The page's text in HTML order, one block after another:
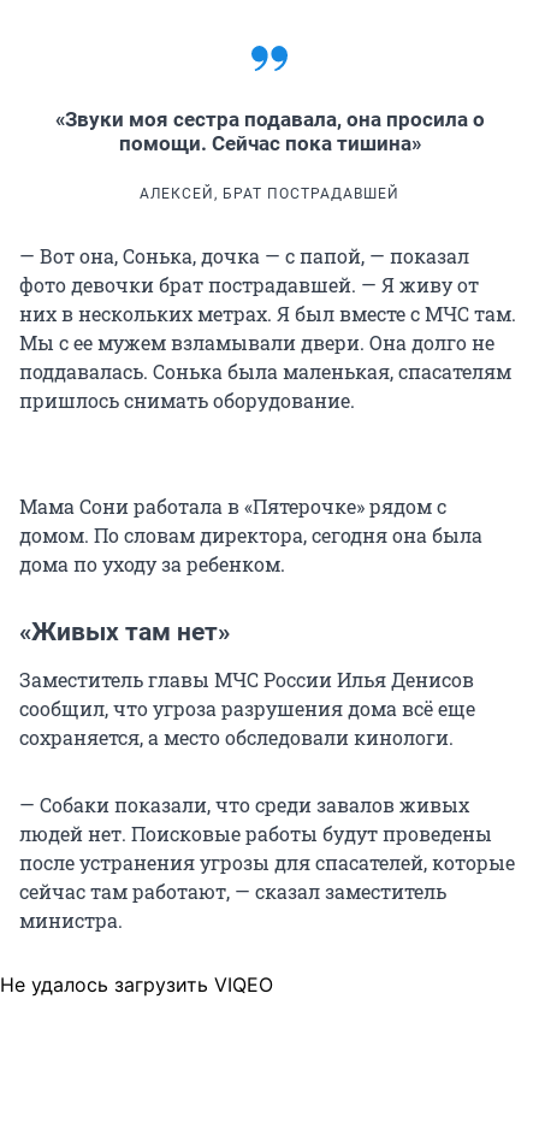
«Звуки моя сестра подавала, она просила о
помощи. Сейчас пока тишина»
АЛЕКСЕЙ, БРАТ ПОСТРАДАВШЕЙ
— Вот она, Сонька, дочка — с папой, — показал
фото девочки брат пострадавшей. — Я живу от
них в нескольких метрах. Я был вместе с МЧС там.
Мы с ее мужем взламывали двери. Она долго не
поддавалась. Сонька была маленькая, спасателям
пришлось снимать оборудование.
Мама Сони работала в «Пятерочке» рядом с
домом. По словам директора, сегодня она была
дома по уходу за ребенком.
«Живых там нет»
Заместитель главы МЧС России Илья Денисов
сообщил, что угроза разрушения дома всё еще
сохраняется, а место обследовали кинологи.
— Собаки показали, что среди завалов живых
людей нет. Поисковые работы будут проведены
после устранения угрозы для спасателей, которые
сейчас там работают, — сказал заместитель
министра.
Не удалось загрузить VIQEO